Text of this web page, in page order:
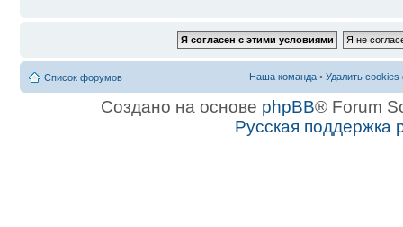
Список форумов Наша команда • Удалить
Создано на основе phpBB® Forum
Русская поддержка